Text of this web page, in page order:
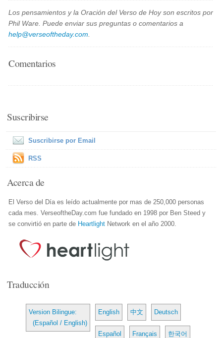
Los pensamientos y la Oración del Verso de Hoy son escritos por
Phil Ware. Puede enviar sus preguntas o comentarios a
help@verseoftheday.com
Comentarios
Suscribirse
Suscribirse por Email
RSS
Acerca de
El Verso del Día es leído actualmente por mas de 250,000 personas
cada mes. VerseoftheDay.com fue fundado en 1998 por Ben Steed y
se convirtió en parte de Heartlight Network en el año 2000.
Traducción
Version Bilingue:
(Español / English)
English 中文 Deutsch
Español Français 한국어